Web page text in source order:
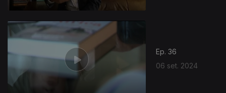
Ep. 36
06 set. 2024